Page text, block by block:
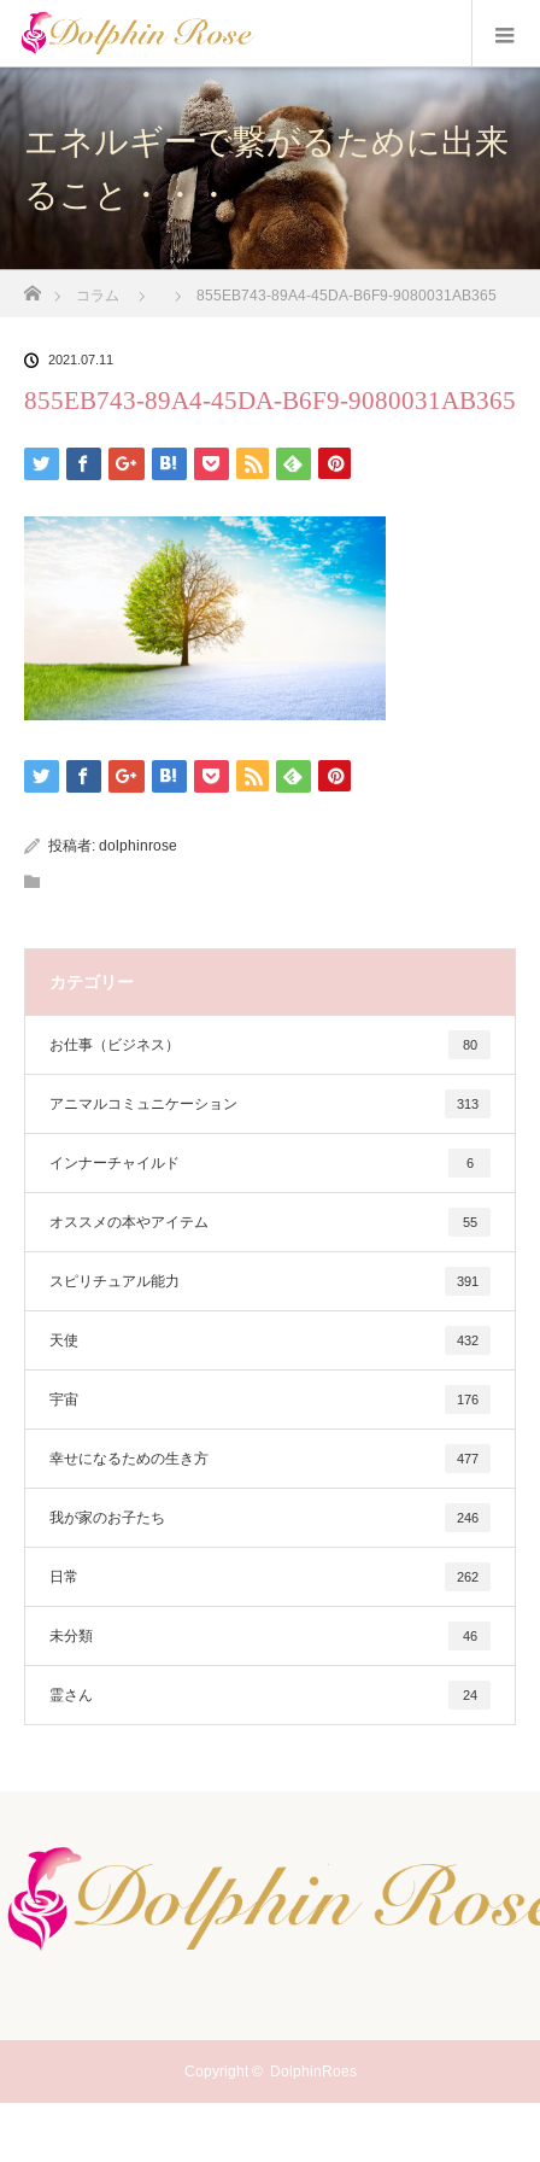
エネルギーで繋がるために出来
ること・・・
コラム 855EB743-89A4-45DA-B6F9-9080031AB365
2021.07.11
855EB743-89A4-45DA-B6F9-9080031AB365
投稿者: dolphinrose
カテゴリー
お仕事（ビジネス） 80
アニマルコミュニケーション 313
インナーチャイルド 6
オススメの本やアイテム 55
スピリチュアル能力 391
天使 432
宇宙 176
幸せになるための生き方 477
我が家のお子たち 246
日常 262
未分類 46
霊さん 24
Copyright © DolphinRoes